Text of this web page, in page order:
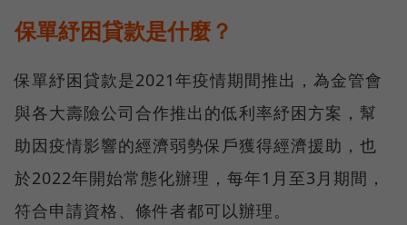
保單紓困貸款是什麼？
保單紓困貸款是2021年疫情期間推出，為金管會
與各大壽險公司合作推出的低利率紓困方案，幫
助因疫情影響的經濟弱勢保戶獲得經濟援助，也
於2022年開始常態化辦理，每年1月至3月期間，
符合申請資格、條件者都可以辦理。